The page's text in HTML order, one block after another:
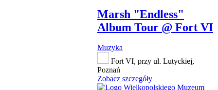
Marsh "Endless"
Album Tour @ Fort VI
Muzyka
Fort VI, przy ul. Lutyckiej,
Poznań
Zobacz szczegóły